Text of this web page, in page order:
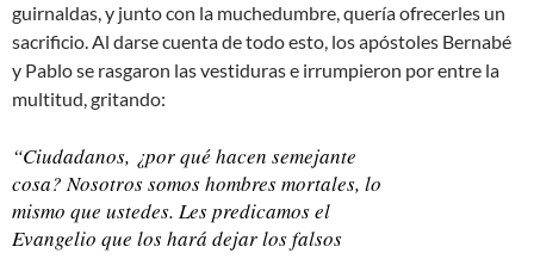
guirnaldas, y junto con la muchedumbre, quería ofrecerles un
sacrificio. Al darse cuenta de todo esto, los apóstoles Bernabé
y Pablo se rasgaron las vestiduras e irrumpieron por entre la
multitud, gritando:
“Ciudadanos, ¿por qué hacen semejante
cosa? Nosotros somos hombres mortales, lo
mismo que ustedes. Les predicamos el
Evangelio que los hará dejar los falsos